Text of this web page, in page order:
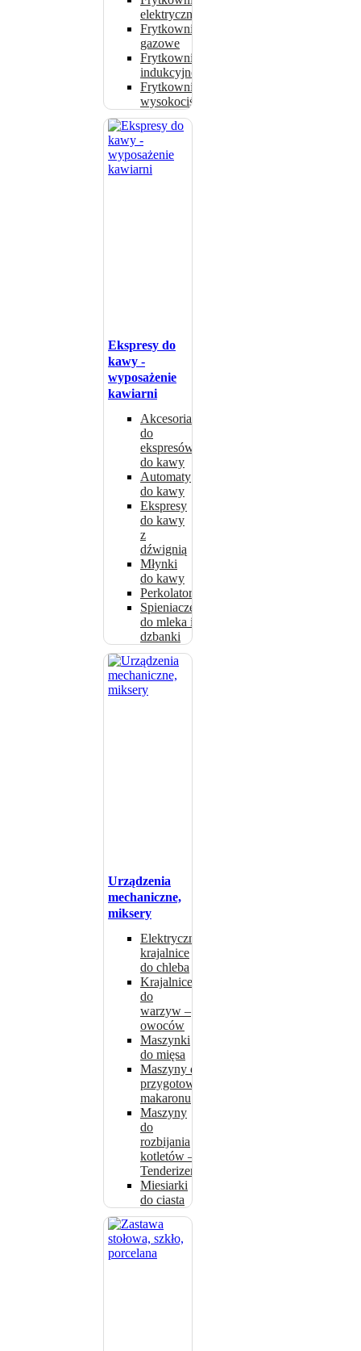
elektryczne
Frytkownice
gazowe
Frytkownice
indukcyjne
Frytkownice
wysokociśnieniowe
Ekspresy do
kawy -
wyposażenie
kawiarni
Akcesoria
do
ekspresów
do kawy
Automaty
do kawy
Ekspresy
do kawy
z
dźwignią
Młynki
do kawy
Perkolatory
Spieniacze
do mleka i
dzbanki
Urządzenia
mechaniczne,
miksery
Elektryczne
krajalnice
do chleba
Krajalnice
do
warzyw –
owoców
Maszynki
do mięsa
Maszyny do
przygotowywania
makaronu
Maszyny
do
rozbijania
kotletów –
Tenderizery
Miesiarki
do ciasta